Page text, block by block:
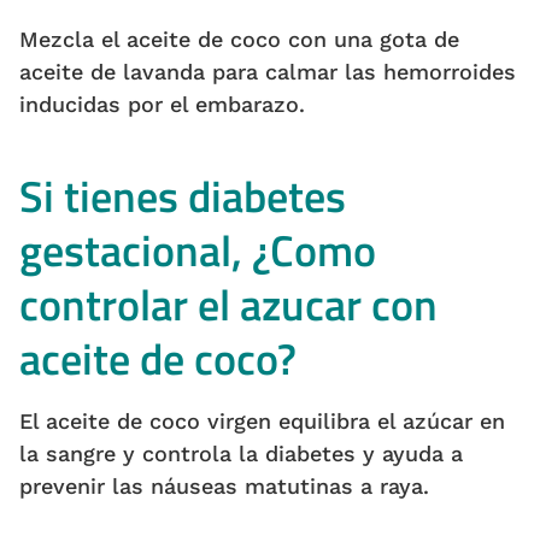
Mezcla el aceite de coco con una gota de
aceite de lavanda para calmar las hemorroides
inducidas por el embarazo.
Si tienes diabetes
gestacional, ¿Como
controlar el azucar con
aceite de coco?
El aceite de coco virgen equilibra el azúcar en
la sangre y controla la diabetes y ayuda a
prevenir las náuseas matutinas a raya.